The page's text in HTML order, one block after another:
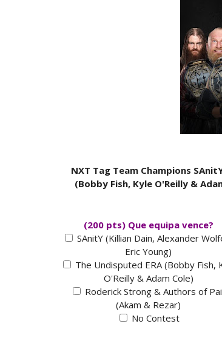
NXT Tag Team Champions
(Bobby Fish, Kyle O'Reilly &
(200 pts) Que equipa vence?
SAnitY (Killian Dain, Alexander
Eric Young)
The Undisputed ERA (Bobby Fish,
O'Reilly & Adam Cole)
Roderick Strong & Authors of
(Akam & Rezar)
No Contest